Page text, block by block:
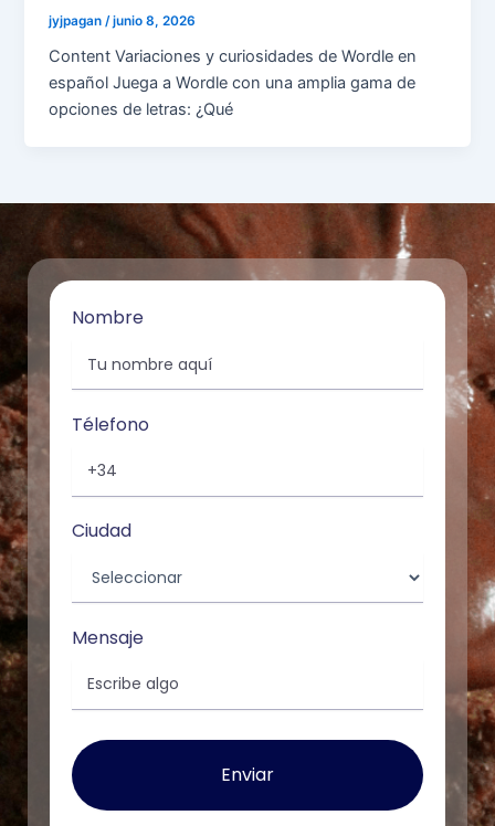
jyjpagan /junio 8, 2026
Content Variaciones y curiosidades de Wordle en
español Juega a Wordle con una amplia gama de
opciones de letras: ¿Qué
Nombre
Télefono
Ciudad
Mensaje